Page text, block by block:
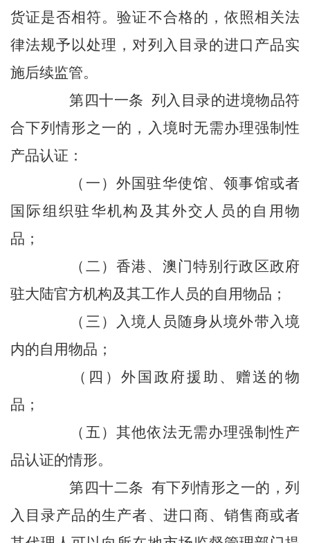
货证是否相符。验证不合格的，依照相关法
律法规予以处理，对列入目录的进口产品实
施后续监管。
第四十一条 列入目录的进境物品符
合下列情形之一的，入境时无需办理强制性
产品认证：
（一）外国驻华使馆、领事馆或者
国际组织驻华机构及其外交人员的自用物
品；
（二）香港、澳门特别行政区政府
驻大陆官方机构及其工作人员的自用物品；
（三）入境人员随身从境外带入境
内的自用物品；
（四）外国政府援助、赠送的物
品；
（五）其他依法无需办理强制性产
品认证的情形。
第四十二条 有下列情形之一的，列
入目录产品的生产者、进口商、销售商或者